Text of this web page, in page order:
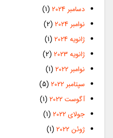
دسامبر 2024
(1)
نوامبر 2024
(2)
ژانویه 2024
(1)
ژانویه 2023
(2)
نوامبر 2022
(1)
سپتامبر 2022
(5)
آگوست 2022
(1)
جولای 2022
(1)
ژوئن 2022
(1)